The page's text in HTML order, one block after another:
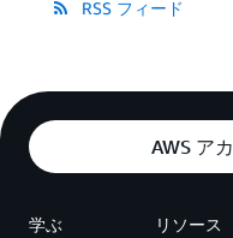
RSS フィード
AWS ア
学ぶ リソース